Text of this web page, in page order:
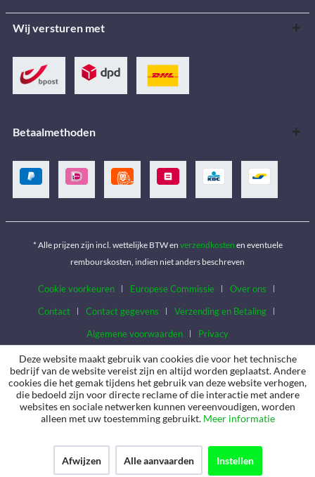
Wij versturen met
Betaalmethoden
* Alle prijzen zijn incl. wettelijke BTW en verzendkosten en eventuele
rembourskosten, indien niet anders beschreven
Cookie voorkeuren Europese Commissie
Over ons
Contact
Contact gegevens
Verzending en Betaling
Algemene voorwaarden
Privacy
Deze website maakt gebruik van cookies die voor het technische
bedrijf van de website vereist zijn en altijd worden geplaatst. Andere
cookies die het gemak tijdens het gebruik van deze website verhogen,
die bedoeld zijn voor directe reclame of die interactie met andere
websites en sociale netwerken kunnen vereenvoudigen, worden
alleen met uw toestemming gebruikt. Meer informatie
Afwijzen Alle aanvaarden Instellen